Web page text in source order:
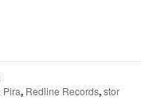
Pira, Redline Records,stor